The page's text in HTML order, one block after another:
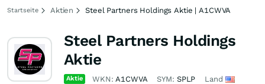
Startseite Aktien Steel Partners Holdings Aktie | A1CWVA
Steel Partners Holdings
Aktie
Aktie WKN:A1CWVA SYM: SPLP Land